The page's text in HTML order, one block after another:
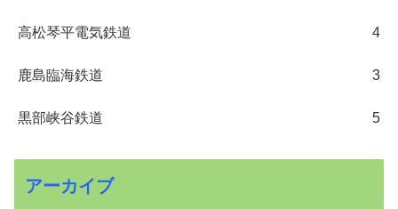
高松琴平電気鉄道 4
鹿島臨海鉄道 3
黒部峡谷鉄道 5
アーカイブ